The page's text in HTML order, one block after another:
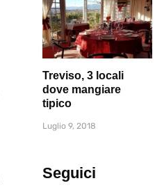
Treviso, 3 locali
dove mangiare
tipico
Luglio 9, 2018
Seguici